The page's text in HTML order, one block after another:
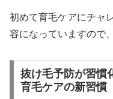
初めて育毛ケアにチャ
容になっていますので
抜け毛予防が習慣
育毛ケアの新習慣